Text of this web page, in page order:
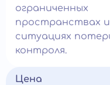
ограниченных
пространствах
ситуациях
контроля.
Цена